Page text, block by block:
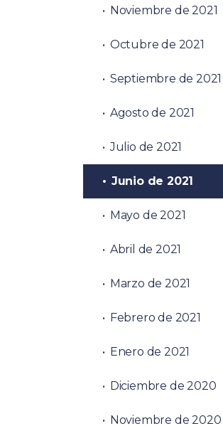
Noviembre de 2021
Octubre de 2021
Septiembre de 2021
Agosto de 2021
Julio de 2021
Junio de 2021
Mayo de 2021
Abril de 2021
Marzo de 2021
Febrero de 2021
Enero de 2021
Diciembre de 2020
Noviembre de 2020